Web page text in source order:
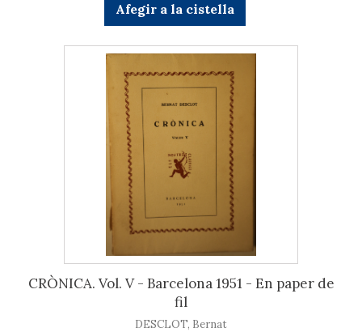
Afegir a la cistella
CRÒNICA. Vol. V - Barcelona 1951 - En paper de
fil
DESCLOT, Bernat